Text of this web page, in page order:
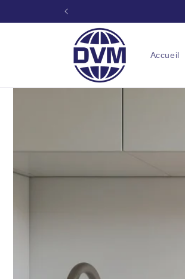
Accueil